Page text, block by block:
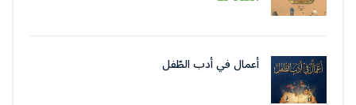
أعمال في أدب الطّفل